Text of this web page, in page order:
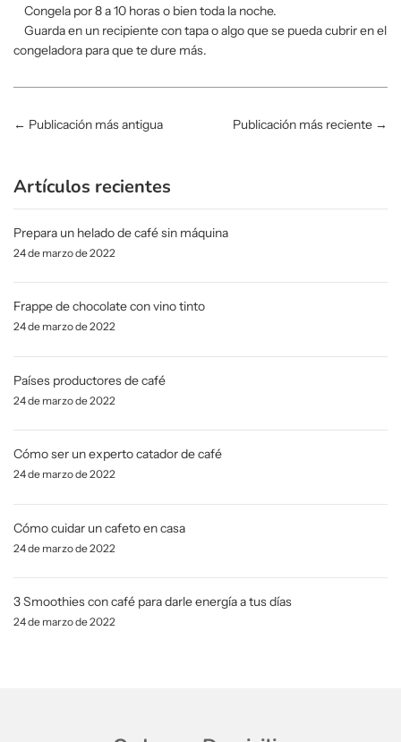
Congela por 8 a 10 horas o bien toda la noche.
Guarda en un recipiente con tapa o algo que se pueda cubrir en el
congeladora para que te dure más.
← Publicación más antigua Publicación más reciente →
Artículos recientes
Prepara un helado de café sin máquina
24 de marzo de 2022
Frappe de chocolate con vino tinto
24 de marzo de 2022
Países productores de café
24 de marzo de 2022
Cómo ser un experto catador de café
24 de marzo de 2022
Cómo cuidar un cafeto en casa
24 de marzo de 2022
3 Smoothies con café para darle energía a tus días
24 de marzo de 2022